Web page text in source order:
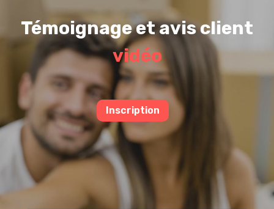
Témoignage et avis client
vidéo
Inscription